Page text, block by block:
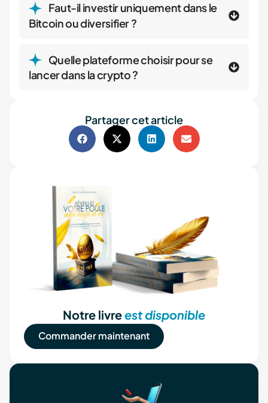
Faut-il investir uniquement dans le
Bitcoin ou diversifier ?
Quelle plateforme choisir pour se
lancer dans la crypto ?
Partager cet article
Notre livreest disponible
Commander maintenant